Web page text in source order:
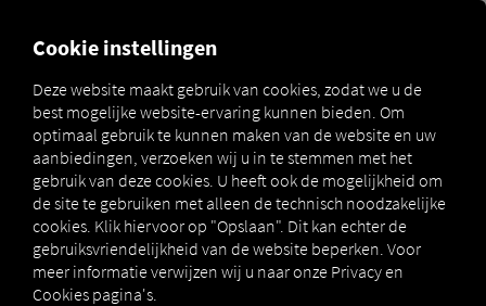
Marketplace
MAN
DigitalServices
MAN
Now
MAN TipMatic
Offroad
Registreer en boek nu
Cookie instellingen
Deze website maakt gebruik van cookies, zodat we u de
best mogelijke website-ervaring kunnen bieden. Om
optimaal gebruik te kunnen maken van de website en uw
aanbiedingen, verzoeken wij u in te stemmen met het
gebruik van deze cookies. U heeft ook de mogelijkheid om
de site te gebruiken met alleen de technisch noodzakelijke
cookies. Klik hiervoor op "Opslaan". Dit kan echter de
gebruiksvriendelijkheid van de website beperken. Voor
meer informatie verwijzen wij u naar onze Privacy en
Cookies pagina's.